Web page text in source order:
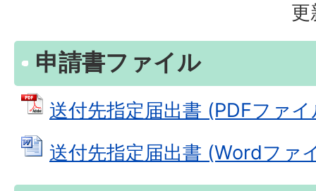
更
申請書ファイル
送付先指定届出書 (PDFファイ
送付先指定届出書 (Wordファ